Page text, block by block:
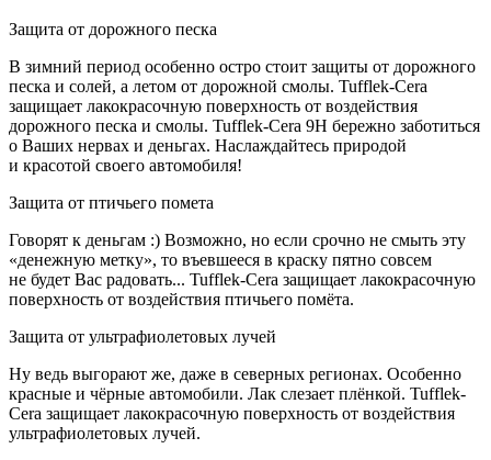
Защита от дорожного песка
В зимний период особенно остро стоит защиты от дорожного
песка и солей, а летом от дорожной смолы. Tufflek-Cera
защищает лакокрасочную поверхность от воздействия
дорожного песка и смолы. Tufflek-Cera 9H бережно заботиться
о Ваших нервах и деньгах. Наслаждайтесь природой
и красотой своего автомобиля!
Защита от птичьего помета
Говорят к деньгам :) Возможно, но если срочно не смыть эту
«денежную метку», то въевшееся в краску пятно совсем
не будет Вас радовать... Tufflek-Cera защищает лакокрасочную
поверхность от воздействия птичьего помёта.
Защита от ультрафиолетовых лучей
Ну ведь выгорают же, даже в северных регионах. Особенно
красные и чёрные автомобили. Лак слезает плёнкой. Tufflek-
Cera защищает лакокрасочную поверхность от воздействия
ультрафиолетовых лучей.